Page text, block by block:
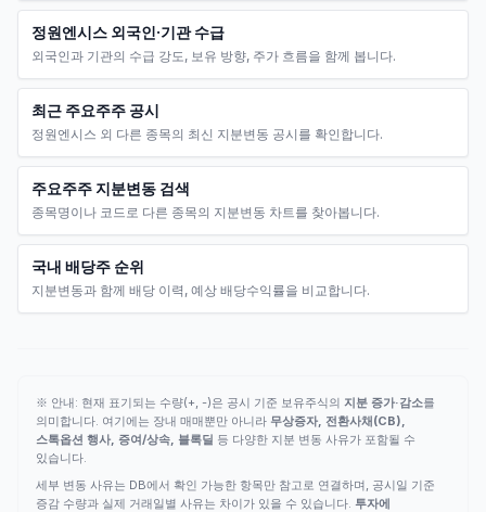
정원엔시스 외국인·기관 수급
외국인과 기관의 수급 강도, 보유 방향, 주가 흐름을 함께 봅니다.
최근 주요주주 공시
정원엔시스 외 다른 종목의 최신 지분변동 공시를 확인합니다.
주요주주 지분변동 검색
종목명이나 코드로 다른 종목의 지분변동 차트를 찾아봅니다.
국내 배당주 순위
지분변동과 함께 배당 이력, 예상 배당수익률을 비교합니다.
※ 안내: 현재 표기되는 수량(+, -)은 공시 기준 보유주식의 지분 증가·감소를
의미합니다. 여기에는 장내 매매뿐만 아니라 무상증자, 전환사채(CB),
스톡옵션 행사, 증여/상속, 블록딜 등 다양한 지분 변동 사유가 포함될 수
있습니다.
세부 변동 사유는 DB에서 확인 가능한 항목만 참고로 연결하며, 공시일 기준
증감 수량과 실제 거래일별 사유는 차이가 있을 수 있습니다. 투자에